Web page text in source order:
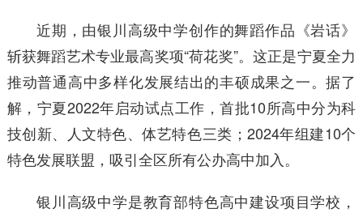
近期，由银川高级中学创作的舞蹈作品《岩话》
斩获舞蹈艺术专业最高奖项“荷花奖”。这正是宁夏全力
推动普通高中多样化发展结出的丰硕成果之一。据了
解，宁夏2022年启动试点工作，首批10所高中分为科
技创新、人文特色、体艺特色三类；2024年组建10个
特色发展联盟，吸引全区所有公办高中加入。
银川高级中学是教育部特色高中建设项目学校，